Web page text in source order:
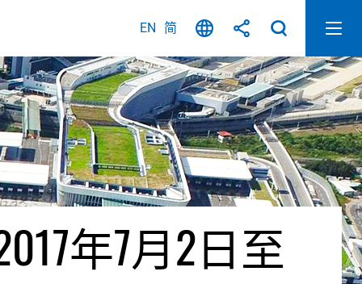
EN 简
年7月2日至